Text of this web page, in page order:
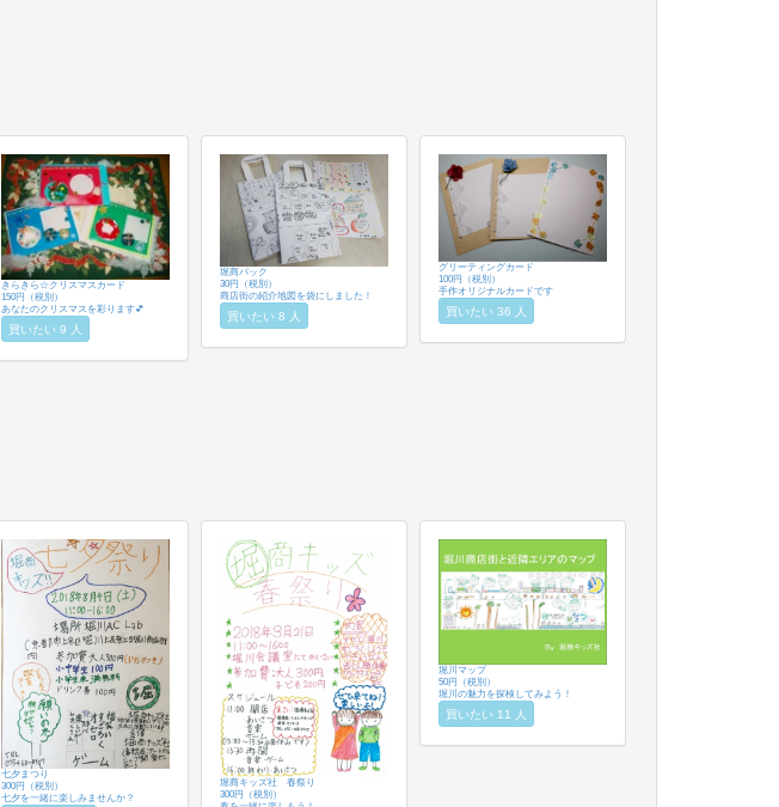
きらきら☆クリスマスカード
150円（税別）
あなたのクリスマスを彩ります💕
買いたい 9 人
堀商バック
30円（税別）
商店街の紹介地図を袋にしました！
買いたい 8 人
グリーティングカード
100円（税別）
手作オリジナルカードです
買いたい 36 人
七夕まつり
300円（税別）
七夕を一緒に楽しみませんか？
堀商キッズ社 春祭り
300円（税別）
堀川マップ
50円（税別）
堀川の魅力を探検してみよう！
買いたい 11 人